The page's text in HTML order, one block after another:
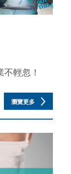
輕忽！
瀏覽更多